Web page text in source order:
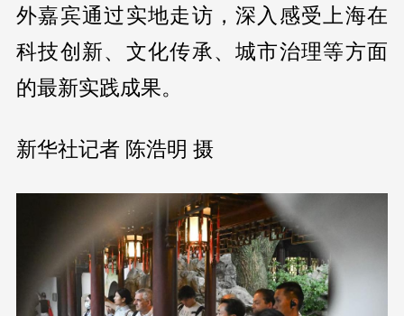
外嘉宾通过实地走访，深入感受上海在
科技创新、文化传承、城市治理等方面
的最新实践成果。
新华社记者 陈浩明 摄